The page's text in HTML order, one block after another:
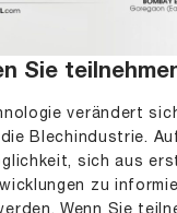
Sie
verändert
Blechindustrie.
sich aus
zu